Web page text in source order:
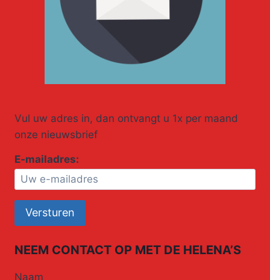
Vul uw adres in, dan ontvangt u 1x per maand
onze nieuwsbrief
E-mailadres:
NEEM CONTACT OP MET DE HELENA’S
Naam